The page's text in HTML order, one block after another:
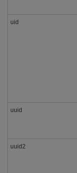
uid
uuid
uuid2